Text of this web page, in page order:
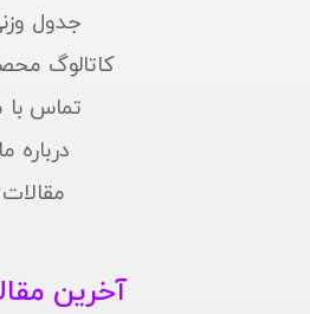
جدول
کاتالوگ
تماس با
درباره ما
مقالات
آخرین